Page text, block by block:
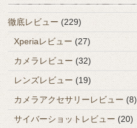
徹底レビュー (229)
Xperiaレビュー (27)
カメラレビュー (32)
レンズレビュー (19)
カメラアクセサリーレビュー (8)
サイバーショットレビュー (20)